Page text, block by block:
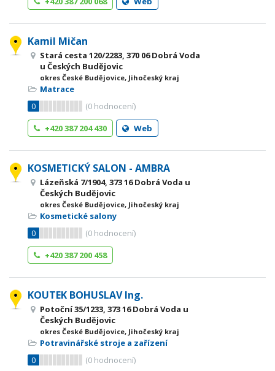
Kamil Mičan
Stará cesta 120/2283, 370 06 Dobrá Voda
u Českých Budějovic
okres České Budějovice, Jihočeský kraj
Matrace
0
(0 hodnocení)
+420 387 204 430
Web
KOSMETICKÝ SALON - AMBRA
Lázeňská 7/1904, 373 16 Dobrá Voda u
Českých Budějovic
okres České Budějovice, Jihočeský kraj
Kosmetické salony
0
(0 hodnocení)
+420 387 200 458
KOUTEK BOHUSLAV Ing.
Potoční 35/1233, 373 16 Dobrá Voda u
Českých Budějovic
okres České Budějovice, Jihočeský kraj
Potravinářské stroje a zařízení
0
(0 hodnocení)